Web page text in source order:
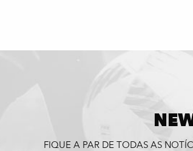
FIQUE A PAR DE TODAS AS